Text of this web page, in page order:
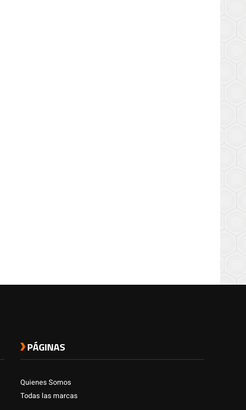
PÁGINAS
Quienes Somos
Todas las marcas